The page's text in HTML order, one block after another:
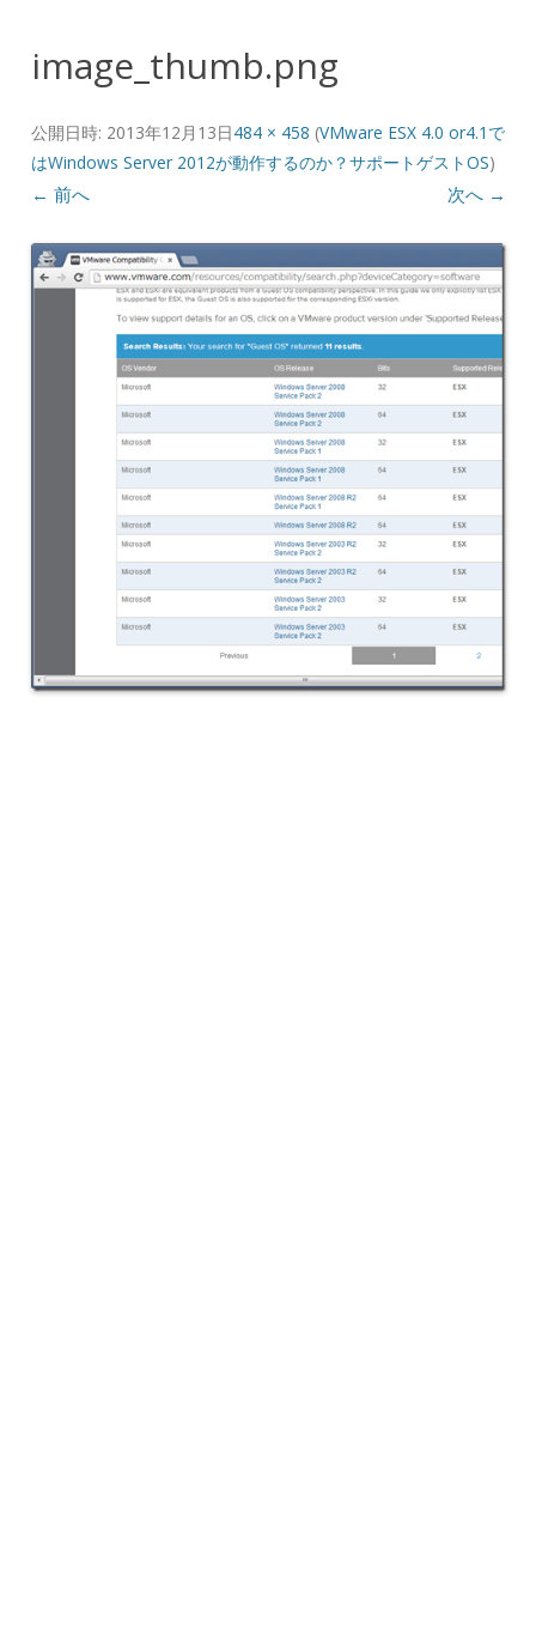
image_thumb.png
公開日時: 2013年12月13日484 × 458 (VMware ESX 4.0 or4.1で
はWindows Server 2012が動作するのか？サポートゲストOS)
← 前へ 次へ →